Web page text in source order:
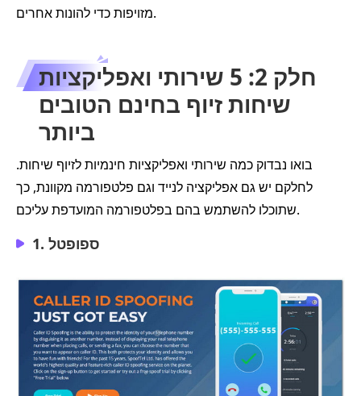
מזויפות כדי להונות אחרים.
חלק 2: 5 שירותי ואפליקציות
שיחות זיוף בחינם הטובים
ביותר
בואו נבדוק כמה שירותי ואפליקציות חינמיות לזיוף שיחות.
לחלקם יש גם אפליקציה לנייד וגם פלטפורמה מקוונת, כך
שתוכלו להשתמש בהם בפלטפורמה המועדפת עליכם.
1. ספופטל